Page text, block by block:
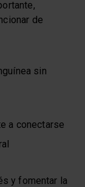
de
sin
a conectarse
y fomentar la